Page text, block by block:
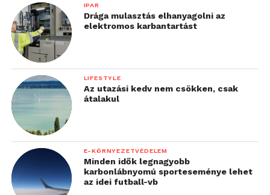
IPAR
Drága mulasztás elhanyagolni az
elektromos karbantartást
LIFESTYLE
Az utazási kedv nem csökken, csak
átalakul
E-KÖRNYEZETVÉDELEM
Minden idők legnagyobb
karbonlábnyomú sporteseménye lehet
az idei futball-vb